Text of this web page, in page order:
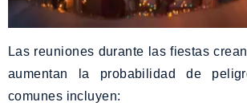
Las reuniones durante las fiestas
aumentan la probabilidad de
comunes incluyen: